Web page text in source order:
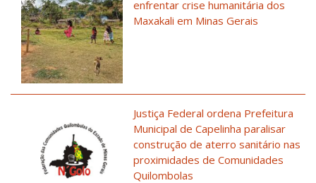
enfrentar crise humanitária dos
Maxakali em Minas Gerais
Justiça Federal ordena Prefeitura
Municipal de Capelinha paralisar
construção de aterro sanitário nas
proximidades de Comunidades
Quilombolas